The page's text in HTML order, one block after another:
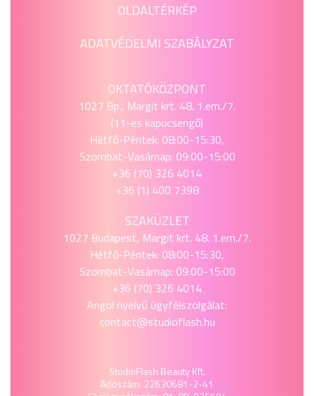
OLDALTÉRKÉP
ADATVÉDELMI SZABÁLYZAT
OKTATÓKÖZPONT
1027 Bp., Margit krt. 48. 1.em./7.
(11-es kapucsengő)
Hétfő-Péntek: 08:00-15:30,
Szombat-Vasárnap: 09:00-15:00
+36 (70) 326 4014
+36 (1) 400 7398
SZAKÜZLET
1027 Budapest, Margit krt. 48. 1.em./7.
Hétfő-Péntek: 08:00-15:30,
Szombat-Vasárnap: 09:00-15:00
+36 (70) 326 4014
Angol nyelvű ügyfélszolgálat:
contact@studioflash.hu
StudioFlash Beauty Kft.
Adószám: 22630681-2-41